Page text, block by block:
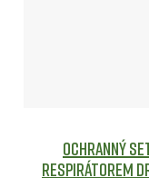
Ochranný
respirátorem